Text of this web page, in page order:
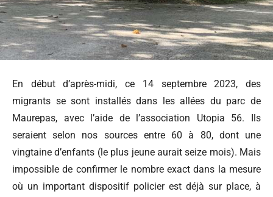
En début d’après-midi, ce 14 septembre 2023, des
migrants se sont installés dans les allées du parc de
Maurepas, avec l’aide de l’association Utopia 56. Ils
seraient selon nos sources entre 60 à 80, dont une
vingtaine d’enfants (le plus jeune aurait seize mois). Mais
impossible de confirmer le nombre exact dans la mesure
où un important dispositif policier est déjà sur place, à